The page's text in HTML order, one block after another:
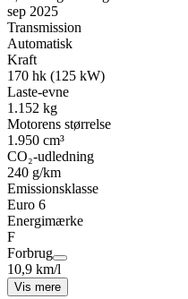
sep 2025
Transmission
Automatisk
Kraft
170 hk (125 kW)
Laste-evne
1.152 kg
Motorens størrelse
1.950 cm³
CO₂-udledning
240 g/km
Emissionsklasse
Euro 6
Energimærke
F
Forbrug
10,9 km/l
Vis mere